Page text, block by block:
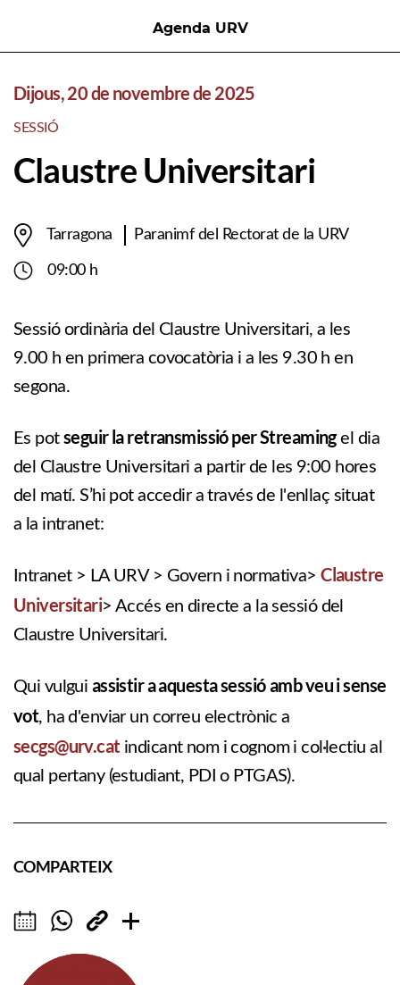
Agenda URV
Dijous, 20 de novembre de 2025
SESSIÓ
Claustre Universitari
Tarragona Paranimf del Rectorat de la URV
09:00 h
Sessió ordinària del Claustre Universitari, a les
9.00 h en primera covocatòria i a les 9.30 h en
segona.
Es potseguir la retransmissió per Streamingel dia
del Claustre Universitari a partir de les 9:00 hores
del matí. S’hi pot accedir a través de l'enllaç situat
a la intranet:
Intranet > LA URV > Govern i normativa>Claustre
Universitari> Accés en directe a la sessió del
Claustre Universitari.
Qui vulgui assistir a aquesta sessióamb veu i sense
vot, ha d'enviar un correu electrònic a
secgs@urv.cat indicant nom i cognom i col·lectiu al
qual pertany (estudiant, PDI o PTGAS).
COMPARTEIX